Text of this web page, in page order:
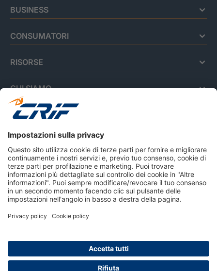
BUSINESS
CONSUMATORI
RISORSE
CHI SIAMO
Privacy Policy
Informativa Dati Personali
CRIF Business Ethics
Accessibilità
Informativa Privacy Relativa Al Sistema Di Informazioni
Creditizie
© 2026 CRIF S.p.A. Tutti i diritti riservati.
sottoscritto € 51.941.235,00 di cui versato € 51.806.190,00 |
R.E.A. n° 410952 | Reg. Impr. Bo, C.F. e P.IVA 02083271201
Società soggetta all'attività di direzione e coordinamento di